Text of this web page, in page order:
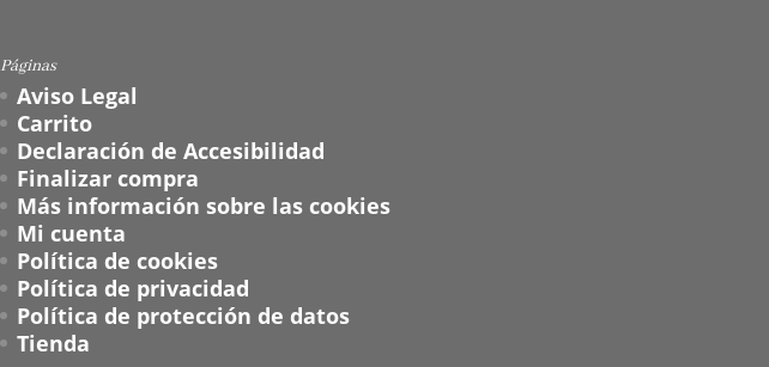
Páginas
Aviso Legal
Carrito
Declaración de Accesibilidad
Finalizar compra
Más información sobre las cookies
Mi cuenta
Política de cookies
Política de privacidad
Política de protección de datos
Tienda